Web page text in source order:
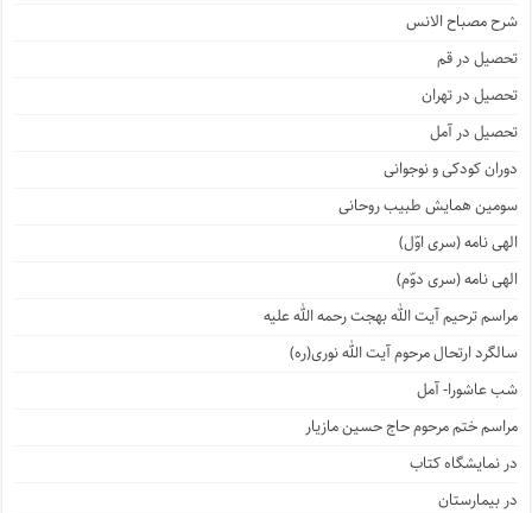
شرح مصباح الانس
تحصیل در قم
تحصیل در تهران
تحصیل در آمل
دوران کودکی و نوجوانی
سومین همایش طبیب روحانی
الهی نامه (سری اوّل)
الهی نامه (سری دوّم)
مراسم ترحیم آیت الله بهجت رحمه الله علیه
سالگرد ارتحال مرحوم آیت الله نوری(ره)
شب عاشورا- آمل
مراسم ختم مرحوم حاج حسین مازیار
در نمایشگاه کتاب
در بیمارستان